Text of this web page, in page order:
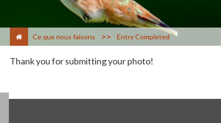
Ce que nous faisons > Entry Completed
Thank you for submitting your photo!